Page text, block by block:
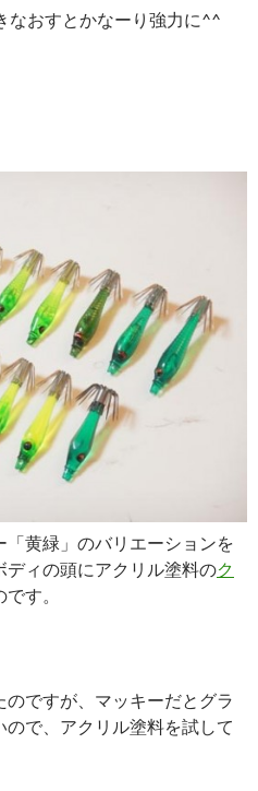
なおすとかなーり強力に^^
黄緑」のバリエーションを
ィの頭にアクリル塗料のク
す。
ですが、マッキーだとグラ
で、アクリル塗料を試して